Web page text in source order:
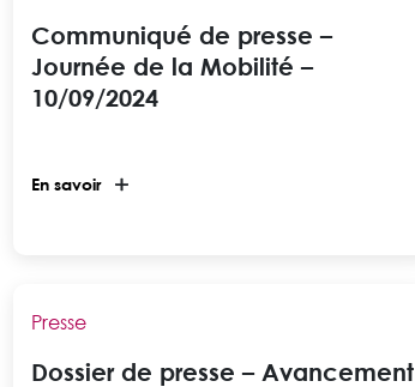
Communiqué de presse –
Journée de la Mobilité –
10/09/2024
En savoir
Presse
Dossier de presse – Avancement